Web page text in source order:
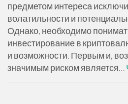
предметом интереса
волатильности и
Однако, необходимо
инвестирование в
и возможности. Первым и,
значимым риском является…